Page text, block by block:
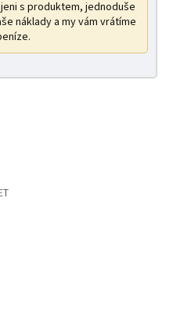
s produktem, jednoduše
náklady a my vám vrátíme